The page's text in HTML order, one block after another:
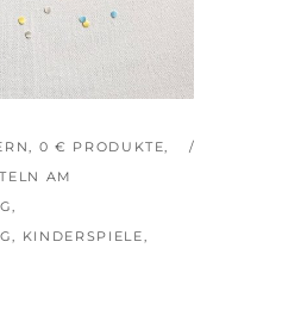
, 0 € PRODUKTE,
AM
,
, KINDERSPIELE,